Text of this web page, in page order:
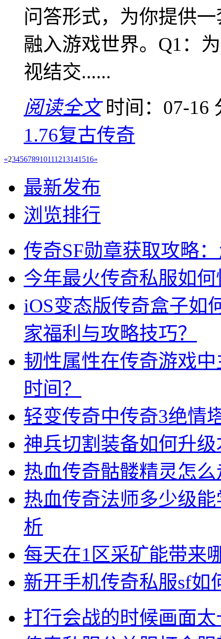
问答形式，为你提供
融入游戏世界。Q1：
视结交......
阅读全文 时间：07-16
1.76复古传奇
«2345678910111213141516»
最新发布
浏览排行
传奇SF勋章获取攻略
今年最火传奇私服如
iOS变态版传奇盒子如
家福利与攻略技巧？
韧性属性在传奇游戏
时间？
轻变传奇中传奇3绝情
神兵切割装备如何升
热血传奇骷髅精灵怎
热血传奇法师多少级
析
每天在1区采矿能带来
新开手机传奇私服sf如
打行会战的时候画面